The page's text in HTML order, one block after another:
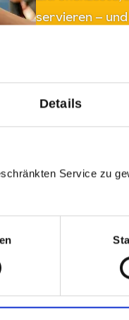
Details
Service zu
servieren –